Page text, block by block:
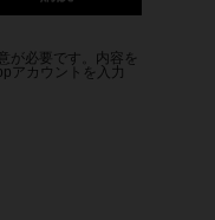
が必要です。内容を
アカウントを入力